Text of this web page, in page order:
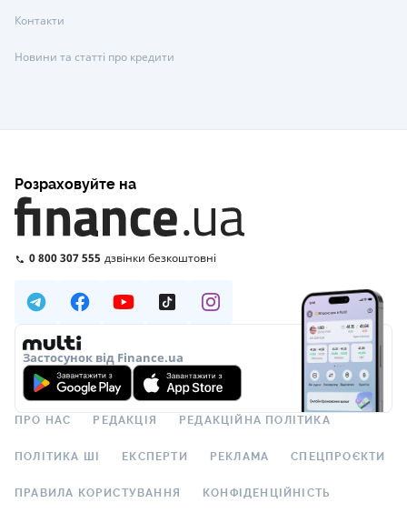
Контакти
Новини та статті про кредити
Розраховуйте на
0 800 307 555 дзвінки безкоштовні
Застосунок від Finance.ua
ПРО НАС РЕДАКЦІЯ РЕДАКЦІЙНА ПОЛІТИКА
ПОЛІТИКА ШІ ЕКСПЕРТИ РЕКЛАМА СПЕЦПРОЄКТИ
ПРАВИЛА КОРИСТУВАННЯ КОНФІДЕНЦІЙНІСТЬ